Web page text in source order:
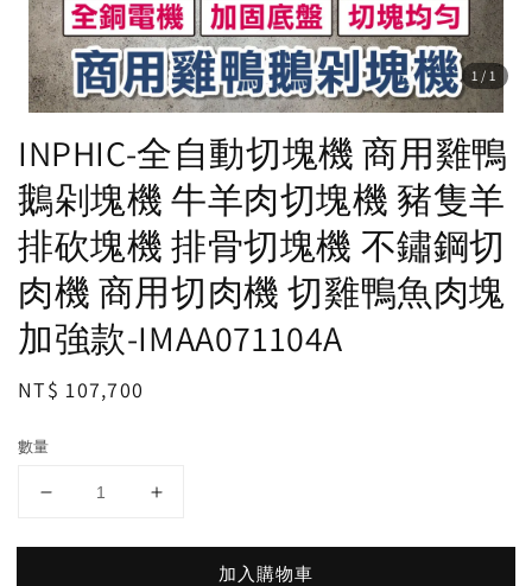
1 /1
INPHIC-全自動切塊機 商用雞鴨
鵝剁塊機 牛羊肉切塊機 豬隻羊
排砍塊機 排骨切塊機 不鏽鋼切
肉機 商用切肉機 切雞鴨魚肉塊
加強款-IMAA071104A
Regular
NT$ 107,700
數量
加入購物車